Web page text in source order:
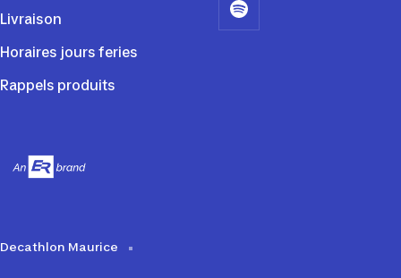
Livraison
Horaires jours feries
Rappels produits
Decathlon Maurice